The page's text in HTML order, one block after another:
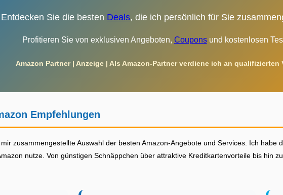
Entdecken Sie die besten Deals, die ich persönlich für Sie
Profitieren Sie von exklusiven Angeboten, Couponsund kostenlosen
Amazon Partner | Anzeige | Als Amazon-Partner verdiene ich an qualifizierten
Empfehlungen
zusammengestellte Auswahl der besten Amazon-Angebote und Services. Ich habe
nutze. Von günstigen Schnäppchen über attraktive Kreditkartenvorteile bis hin